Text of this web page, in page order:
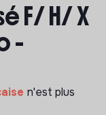
F/ H/ X
-
n'est plus